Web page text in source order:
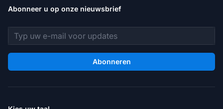
Abonneer u op onze nieuwsbrief
E-mailadres
Abonneren